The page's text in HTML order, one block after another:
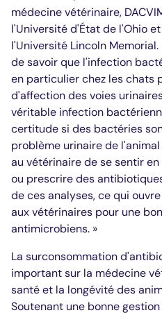
médecine vétérinaire,
l'Université d'État de l'Ohio
l'Université Lincoln
de savoir que l'infection
en particulier chez les chats
d'affection des voies
véritable infection
certitude si des bactéries
problème urinaire de
au vétérinaire de se sentir
ou prescrire des
de ces analyses, ce qui
aux vétérinaires pour une
antimicrobiens. »
La surconsommation
important sur la médecine
santé et la longévité des
Soutenant une bonne